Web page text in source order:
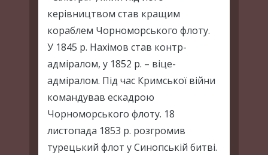
керівництвом став кращим
кораблем Чорноморського флоту.
У 1845 р. Нахімов став контр-
адміралом, у 1852 р. – віце-
адміралом. Під час Кримської війни
командував ескадрою
Чорноморського флоту. 18
листопада 1853 р. розгромив
турецький флот у Синопській битві.